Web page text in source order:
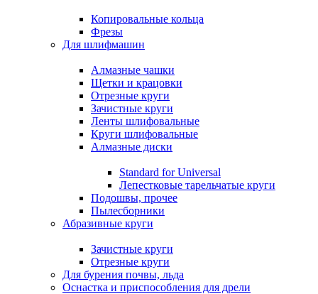
Копировальные кольца
Фрезы
Для шлифмашин
Алмазные чашки
Щетки и крацовки
Отрезные круги
Зачистные круги
Ленты шлифовальные
Круги шлифовальные
Алмазные диски
Standard for Universal
Лепестковые тарельчатые круги
Подошвы, прочее
Пылесборники
Абразивные круги
Зачистные круги
Отрезные круги
Для бурения почвы, льда
Оснастка и приспособления для дрели